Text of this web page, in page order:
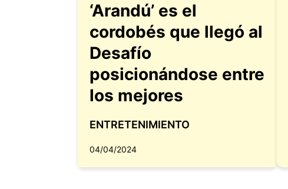
‘Arandú’ es el
cordobés que llegó al
Desafío
posicionándose entre
los mejores
ENTRETENIMIENTO
04/04/2024